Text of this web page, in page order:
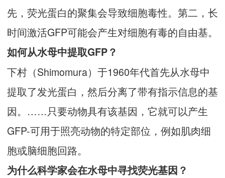
先，荧光蛋白的聚集会导致细胞毒性。第二，长
时间激活GFP可能会产生对细胞有毒的自由基。
如何从水母中提取GFP？
下村（Shimomura）于1960年代首先从水母中
提取了发光蛋白，然后分离了带有指示信息的基
因。……只要动物具有该基因，它就可以产生
GFP-可用于照亮动物的特定部位，例如肌肉细
胞或脑细胞回路。
为什么科学家会在水母中寻找荧光基因？